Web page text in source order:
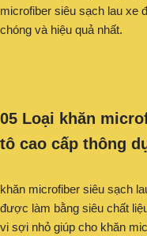
microfiber siêu sạch lau xe
chóng và hiệu quả nhất.
05 Loại khăn
tô cao cấp thông
khăn microfiber siêu sạch
được làm bằng siêu chất
vi sợi nhỏ giúp cho khăn